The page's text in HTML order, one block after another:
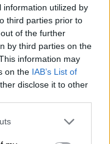
information utilized by
third parties prior to
of the further
by third parties on the
information may
on the IAB’s List of
disclose it to other